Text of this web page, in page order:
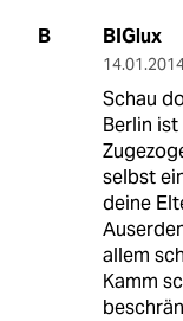
B BIGlux
Schau
Berlin
selbst
deine
allem
Kamm